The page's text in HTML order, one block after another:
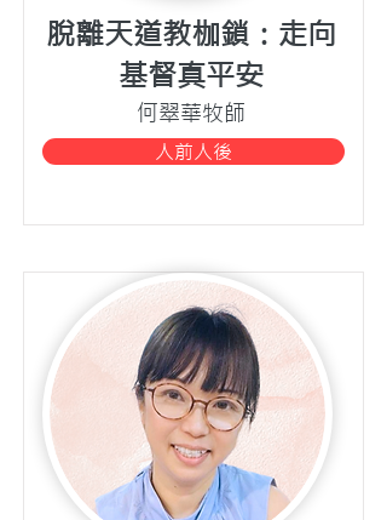
脫離天道教枷鎖：走向
基督真平安
何翠華牧師
人前人後